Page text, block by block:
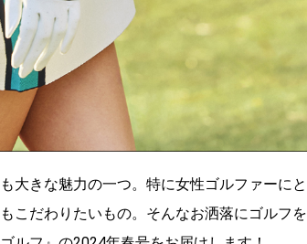
大きな魅力の一つ。特に女性ゴルファーにと
こだわりたいもの。そんなお洒落にゴルフを